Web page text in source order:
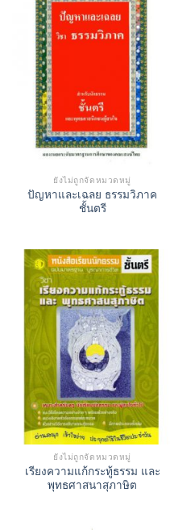
ยังไม่ถูกจัดหมวดหมู่
ปัญหาและเฉลย ธรรมวิภาค
ชั้นตรี
ยังไม่ถูกจัดหมวดหมู่
เรียงความแก้กระทู้ธรรม และ
พุทธศาสนาสุภาษิต